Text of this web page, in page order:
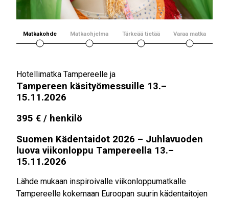
Matkakohde Matkaohjelma Tärkeää tietää Varaa matka
Hotellimatka Tampereelle ja
Tampereen käsityömessuille 13.–
15.11.2026
395 € / henkilö
Suomen Kädentaidot 2026 – Juhlavuoden
luova viikonloppu Tampereella 13.–
15.11.2026
Lähde mukaan inspiroivalle viikonloppumatkalle
Tampereelle kokemaan Euroopan suurin kädentaitojen